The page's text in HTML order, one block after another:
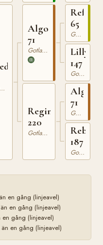
Algo
71
Gotlandsruss
Regina
220
Gotlandsruss
Reform
65
Gotlandsruss
Lilly
147
Gotlandsruss
Algo
71
Gotlandsruss
187
Gotlandsruss
en gång (linjeavel)
en gång (linjeavel)
gång (linjeavel)
en gång (linjeavel)